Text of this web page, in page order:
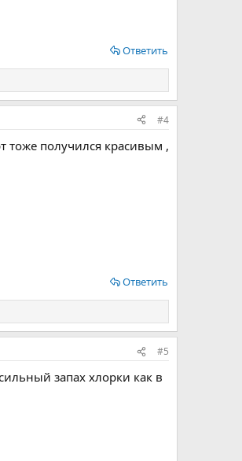
Ответить
#4
тоже получился красивым ,
Ответить
#5
запах хлорки как в